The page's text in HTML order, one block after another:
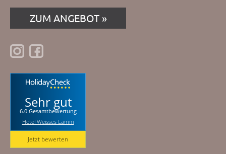
ZUM ANGEBOT
Sehr gut
6.0 Gesamtbewertung
Hotel Weisses Lamm
Jetzt bewerten